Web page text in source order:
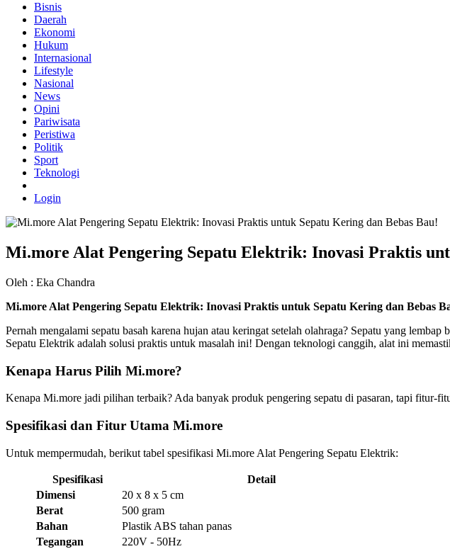
Bisnis
Daerah
Ekonomi
Hukum
Internasional
Lifestyle
Nasional
News
Opini
Pariwisata
Peristiwa
Politik
Sport
Teknologi
Login
Mi.more Alat Pengering Sepatu Elektrik: Inovasi Praktis
Oleh : Eka Chandra
Mi.more Alat Pengering Sepatu Elektrik: Inovasi Praktis untuk Sepatu Kering dan Bebas
Pernah mengalami sepatu basah karena hujan atau keringat setelah olahraga? Sepatu yang
Sepatu Elektrik adalah solusi praktis untuk masalah ini! Dengan teknologi canggih, alat ini
Kenapa Harus Pilih Mi.more?
Kenapa Mi.more jadi pilihan terbaik? Ada banyak produk pengering sepatu di pasaran, tapi fitur-
Spesifikasi dan Fitur Utama Mi.more
Untuk mempermudah, berikut tabel spesifikasi Mi.more Alat Pengering Sepatu Elektrik:
Spesifikasi
Detail
Dimensi
20 x 8 x 5 cm
Berat
500 gram
Bahan
Plastik ABS tahan panas
Tegangan
220V - 50Hz